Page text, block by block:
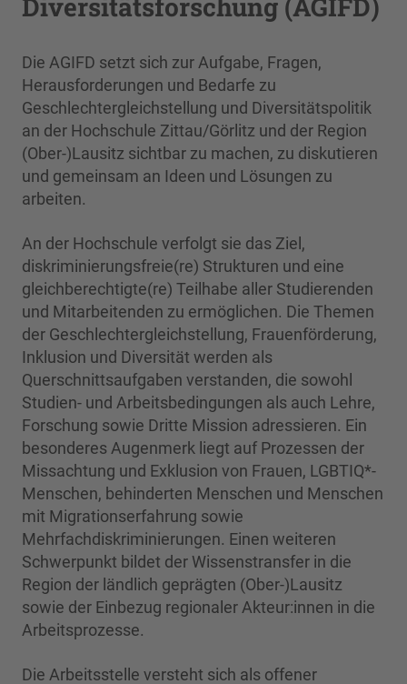
Diversitätsforschung (AGIFD)
Die AGIFD setzt sich zur Aufgabe, Fragen,
Herausforderungen und Bedarfe zu
Geschlechtergleichstellung und Diversitätspolitik
an der Hochschule Zittau/Görlitz und der Region
(Ober-)Lausitz sichtbar zu machen, zu diskutieren
und gemeinsam an Ideen und Lösungen zu
arbeiten.
An der Hochschule verfolgt sie das Ziel,
diskriminierungsfreie(re) Strukturen und eine
gleichberechtigte(re) Teilhabe aller Studierenden
und Mitarbeitenden zu ermöglichen. Die Themen
der Geschlechtergleichstellung, Frauenförderung,
Inklusion und Diversität werden als
Querschnittsaufgaben verstanden, die sowohl
Studien- und Arbeitsbedingungen als auch Lehre,
Forschung sowie Dritte Mission adressieren. Ein
besonderes Augenmerk liegt auf Prozessen der
Missachtung und Exklusion von Frauen, LGBTIQ*-
Menschen, behinderten Menschen und Menschen
mit Migrationserfahrung sowie
Mehrfachdiskriminierungen. Einen weiteren
Schwerpunkt bildet der Wissenstransfer in die
Region der ländlich geprägten (Ober-)Lausitz
sowie der Einbezug regionaler Akteur:innen in die
Arbeitsprozesse.
Die Arbeitsstelle versteht sich als offener